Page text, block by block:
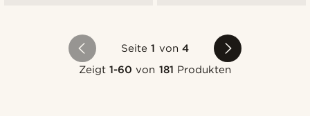
Seite1 von 4
Zeigt1-60 von 181 Produkten